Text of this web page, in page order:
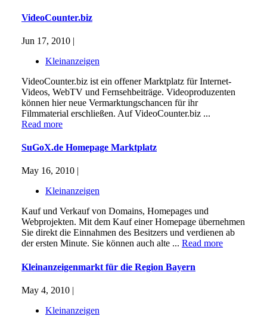
VideoCounter.biz
Jun 17, 2010 |
Kleinanzeigen
VideoCounter.biz ist ein offener Marktplatz für Internet-
Videos, WebTV und Fernsehbeiträge. Videoproduzenten
können hier neue Vermarktungschancen für ihr
Filmmaterial erschließen. Auf VideoCounter.biz ...
Read more
SuGoX.de Homepage Marktplatz
May 16, 2010 |
Kleinanzeigen
Kauf und Verkauf von Domains, Homepages und
Webprojekten. Mit dem Kauf einer Homepage übernehmen
Sie direkt die Einnahmen des Besitzers und verdienen ab
der ersten Minute. Sie können auch alte ... Read more
Kleinanzeigenmarkt für die Region Bayern
May 4, 2010 |
Kleinanzeigen